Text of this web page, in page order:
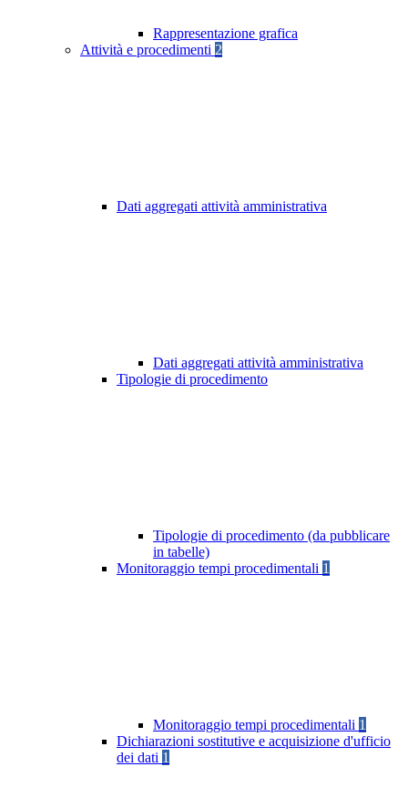
Rappresentazione grafica
Attività e procedimenti 2
Dati aggregati attività amministrativa
Dati aggregati attività amministrativa
Tipologie di procedimento
Tipologie di procedimento (da pubblicare
in tabelle)
Monitoraggio tempi procedimentali 1
Monitoraggio tempi procedimentali 1
Dichiarazioni sostitutive e acquisizione d'ufficio
dei dati 1